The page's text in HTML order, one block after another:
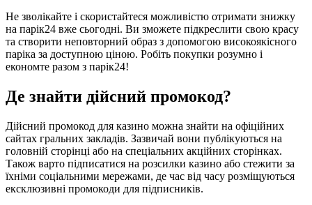
Не зволікайте і скористайтеся можливістю отримати знижку
на парік24 вже сьогодні. Ви зможете підкреслити свою красу
та створити неповторний образ з допомогою високоякісного
паріка за доступною ціною. Робіть покупки розумно і
економте разом з парік24!
Де знайти дійсний промокод?
Дійсний промокод для казино можна знайти на офіційних
сайтах гральних закладів. Зазвичай вони публікуються на
головній сторінці або на спеціальних акційних сторінках.
Також варто підписатися на розсилки казино або стежити за
їхніми соціальними мережами, де час від часу розміщуються
ексклюзивні промокоди для підписників.